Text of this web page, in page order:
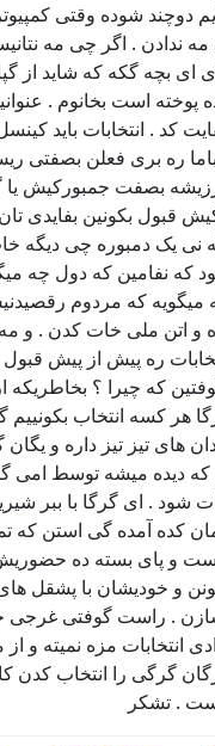
دوچند شوده وقتی
مه ندادن . اگر چی مه
ای بچه گکه که شاید از
پوخته است بخانوم .
کد . انتخابات باید
ره بری فعلن بصفتی
بصفت جمبورکیش یا
قبول بکونین بفایدی
نی یک دمبوره چی دیگه
که نفامین که دول چه
میگویه که مردوم
و اتن ملی خات کدن . و
ره پیش از پیش قبول
که چیرا ؟ بخاطریکه
هر کسه انتخاب
های تیز تیز داره و
که دیده میشه توسط امی
شود . ای گرگا با ببر
کده آمده گی استن که
و پای بسته ده
و خودیشان با پشقل
. راست گوفتی غرجی
انتخابات مزه نمیته و از
گرگی را انتخاب کدن
. تشکر